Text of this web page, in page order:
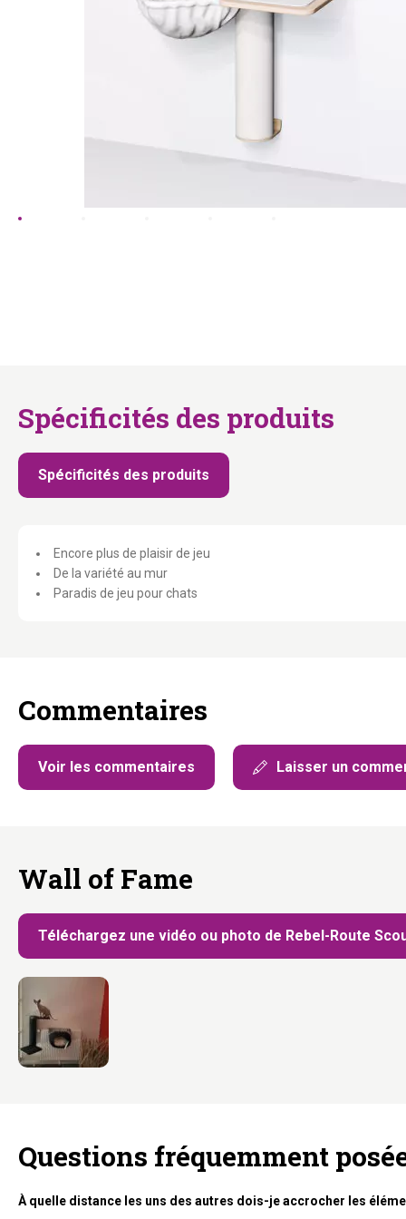
Spécificités des produits
Spécificités des produits
Encore plus de plaisir de jeu
De la variété au mur
Paradis de jeu pour chats
Commentaires
Voir les commentaires Laisser un
Wall of Fame
Téléchargez une vidéo ou photo de Rebel-Route
Questions fréquemment
À quelle distance les uns des autres dois-je accrocher les